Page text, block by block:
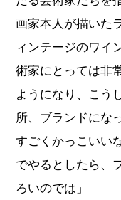
画家本人が描いた
ィンテージのワイ
術家にとっては非
ようになり、こう
所、ブランドにな
すごくかっこいい
でやるとしたら、
ろいのでは」